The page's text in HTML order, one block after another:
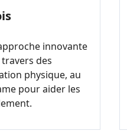
innovante
des
physique, au
pour aider les